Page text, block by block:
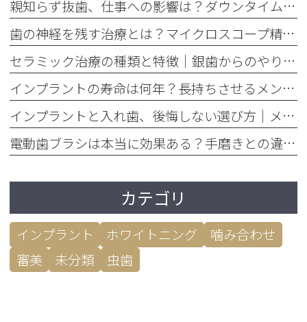
親知らず抜歯、仕事への影響は？ダウンタイムと抜く基準を解説
歯の神経を残す治療とは？マイクロスコープ精密根管治療のメリット
セラミック治療の種類と特徴｜銀歯からのやり替えで後悔しない選び方
インプラントの寿命は何年？長持ちさせるメンテナンスの重要性を解説
インプラントと入れ歯、後悔しない選び方｜メリット・デメリット徹底比較
電動歯ブラシは本当に効果ある？手磨きとの違いを歯垢除去率で比較
カテゴリ
インプラント ホワイトニング
噛み合わせ
審美
未分類 虫歯